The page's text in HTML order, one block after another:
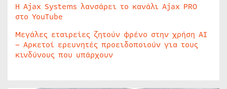
Η Ajax Systems λανσάρει το κανάλι Ajax PRO
στο YouTube
Μεγάλες εταιρείες ζητούν φρένο στην χρήση AI
– Αρκετοί ερευνητές προειδοποιούν για τους
κινδύνους που υπάρχουν